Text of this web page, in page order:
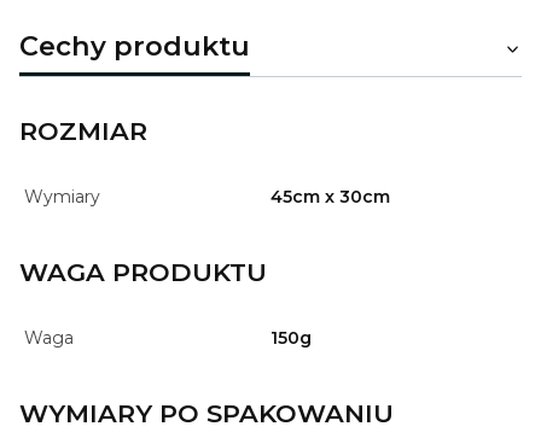
Cechy produktu
ROZMIAR
Wymiary 45cm x 30cm
WAGA PRODUKTU
Waga 150g
WYMIARY PO SPAKOWANIU